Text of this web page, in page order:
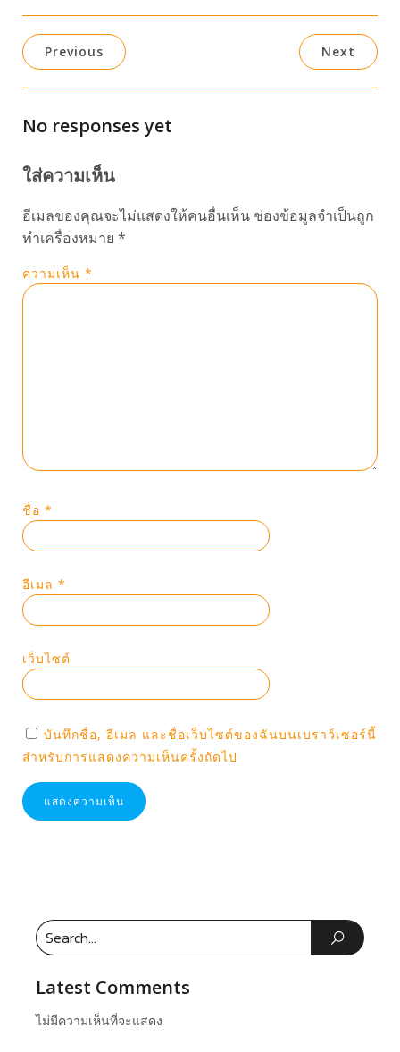
Previous Next
No responses yet
ใส่ความเห็น
อีเมลของคุณจะไม่แสดงให้คนอื่นเห็น ช่องข้อมูลจำเป็นถูก
ทำเครื่องหมาย *
ความเห็น *
ชื่อ *
อีเมล *
เว็บไซต์
บันทึกชื่อ, อีเมล และชื่อเว็บไซต์ของฉันบนเบราว์เซอร์นี้
สำหรับการแสดงความเห็นครั้งถัดไป
Latest Comments
ไม่มีความเห็นที่จะแสดง